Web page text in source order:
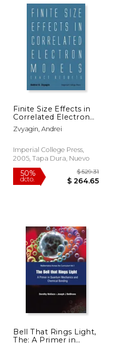
15%
dcto.
dcto.
Finite Size Effects in
Correlated Electron
Models: Exact Results
(en Inglés)
Zvyagin, Andrei
Imperial College Press,
2005, Tapa Dura, Nuevo
Bell That Rings Light,
The: A Primer in